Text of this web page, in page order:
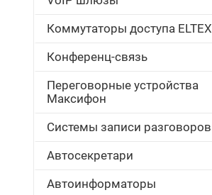
Коммутаторы доступа ELTEX
Конференц-связь
Переговорные устройства
Максифон
Системы записи разговоров
Автосекретари
Автоинформаторы